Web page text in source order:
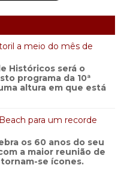
a meio do mês de
Históricos será o
programa da 10ª
altura em que está
para um recorde
os 60 anos do seu
a maior reunião de
se ícones.